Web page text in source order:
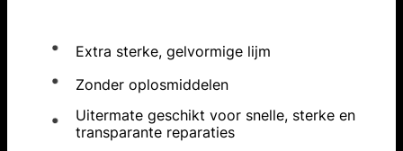
Extra sterke, gelvormige lijm
Zonder oplosmiddelen
Uitermate geschikt voor snelle, sterke en
transparante reparaties